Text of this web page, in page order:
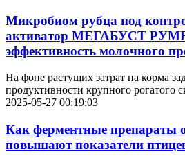
Микробиом рубца под
активатор МЕГАБУСТ
эффективность молочного
На фоне растущих затрат на корма
продуктивности крупного рогатого
2025-05-27 00:19:03
Как ферментные препараты
повышают показатели